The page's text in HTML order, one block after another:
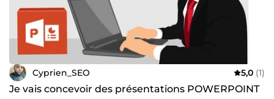
Cyprien_SEO 5,0 (1)
Je vais concevoir des présentations POWERPOINT